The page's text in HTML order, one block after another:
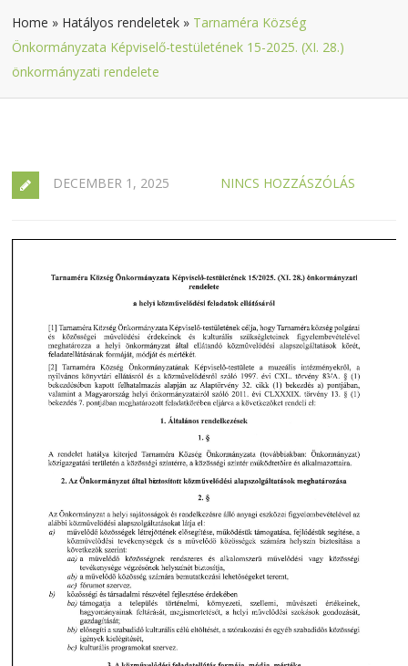
Home » Hatályos rendeletek » Tarnaméra Község
Önkormányzata Képviselő-testületének 15-2025. (XI. 28.)
önkormányzati rendelete
DECEMBER 1, 2025 NINCS HOZZÁSZÓLÁS